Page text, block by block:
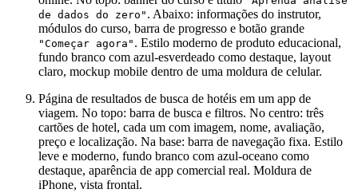
de dados do zero" . Abaixo: informações do instrutor,
módulos do curso, barra de progresso e botão grande
"Começar agora" . Estilo moderno de produto educacional,
fundo branco com azul-esverdeado como destaque, layout
claro, mockup mobile dentro de uma moldura de celular.
Página de resultados de busca de hotéis em um app de
viagem. No topo: barra de busca e filtros. No centro: três
cartões de hotel, cada um com imagem, nome, avaliação,
preço e localização. Na base: barra de navegação fixa. Estilo
leve e moderno, fundo branco com azul-oceano como
destaque, aparência de app comercial real. Moldura de
iPhone, vista frontal.